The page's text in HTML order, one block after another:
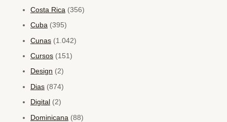
Costa Rica (356)
Cuba (395)
Cunas (1.042)
Cursos (151)
Design (2)
Dias (874)
Digital (2)
Dominicana (88)